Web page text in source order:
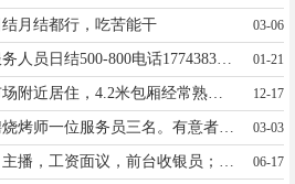
月结都行，吃苦能干 03-06
石家庄连锁歌厅招服务人员日结500-800电话17743831114 01-21
男36岁踏实肯干东市场附近居住，4.2米包厢经常熟练驾驶，能长期起早，找各种长期或者年前工作等，随时上班，19565640674 12-17
黄儿营徐州烧烤招聘烧烤师一位服务员三名。有意者联系：13933734034 03-03
06-17